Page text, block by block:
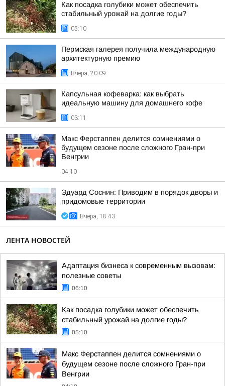
Как посадка голубики может обеспечить
стабильный урожай на долгие годы?
05:10
Пермская галерея получила международную
архитектурную премию
Вчера, 20:09
Капсульная кофеварка: как выбрать
идеальную машину для домашнего кофе
03:11
Макс Ферстаппен делится сомнениями о
будущем сезоне после сложного Гран-при
Венгрии
04:10
Эдуард Соснин: Приводим в порядок дворы и
придомовые территории
Вчера, 18:43
ЛЕНТА НОВОСТЕЙ
Адаптация бизнеса к современным вызовам:
полезные советы
06:10
Как посадка голубики может обеспечить
стабильный урожай на долгие годы?
05:10
Макс Ферстаппен делится сомнениями о
будущем сезоне после сложного Гран-при
Венгрии